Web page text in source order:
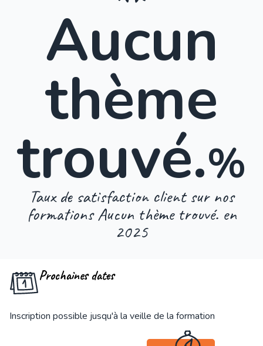
Aucun
thème
trouvé.%
Taux de satisfaction client sur nos
formations Aucun thème trouvé. en
2025
Prochaines dates
Inscription possible jusqu'à la veille de la formation